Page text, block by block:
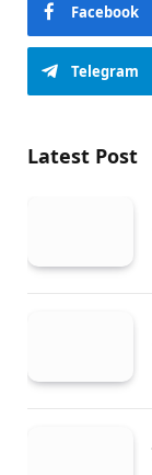
Facebook
Telegram
Latest Post